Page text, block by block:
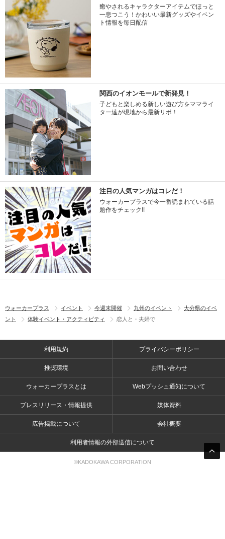
癒やされるキャラクターアイテムでほっと
一息つこう！かわいい最新グッズやイベン
ト情報を毎日配信
関西のイオンモールで新発見！
子どもと楽しめる新しい遊び方をママライ
ター達が現地から最新リポ！
注目の人気マンガはコレだ！
ウォーカープラスで今一番読まれている話
題作をチェック!!
ウォーカープラス イベント 今週末開催 九州のイベント
大分県のイベ
ント
体験イベント・アクティビティ 恋人と・夫婦で
利用規約 プライバシーポリシー
推奨環境 お問い合わせ
ウォーカープラスとは Webプッシュ通知について
プレスリリース・情報提供 媒体資料
広告掲載について 会社概要
利用者情報の外部送信について
©KADOKAWA CORPORATION